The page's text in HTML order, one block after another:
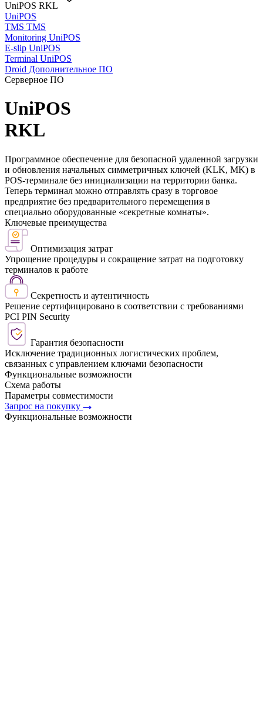
UniPOS RKL
UniPOS
TMS TMS
Monitoring UniPOS
E-slip UniPOS
Terminal UniPOS
Droid Дополнительное ПО
Серверное ПО
UniPOS
RKL
Программное обеспечение для безопасной удаленной загрузки
и обновления начальных симметричных ключей (KLK, MK) в
POS-терминале без инициализации на территории банка.
Теперь терминал можно отправлять сразу в торговое
предприятие без предварительного перемещения в
специально оборудованные «секретные комнаты».
Ключевые преимущества
Оптимизация затрат
Упрощение процедуры и сокращение затрат на подготовку
терминалов к работе
Секретность и аутентичность
Решение сертифицировано в соответствии с требованиями
PCI PIN Security
Гарантия безопасности
Исключение традиционных логистических проблем,
связанных с управлением ключами безопасности
Функциональные возможности
Схема работы
Параметры совместимости
Запрос на покупку
Функциональные возможности